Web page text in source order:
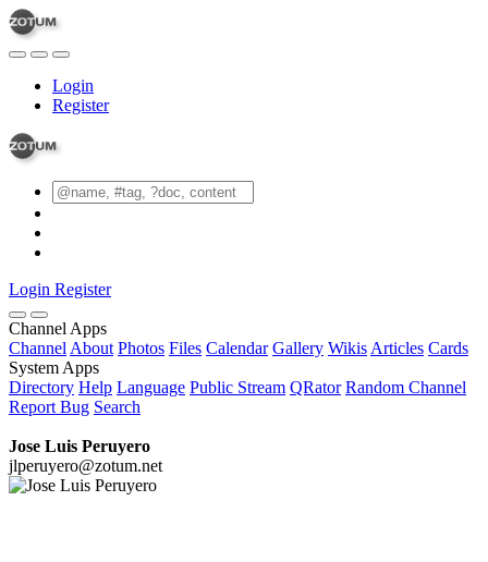
Login
Register
Login Register
Channel Apps
Channel About Photos Files Calendar Gallery Wikis Articles Cards
System Apps
Directory Help Language Public Stream QRator Random Channel
Report Bug Search
Jose Luis Peruyero
jlperuyero@zotum.net